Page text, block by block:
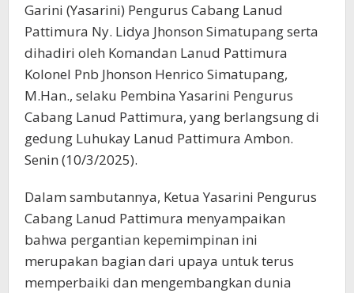
Garini (Yasarini) Pengurus Cabang Lanud
Pattimura Ny. Lidya Jhonson Simatupang serta
dihadiri oleh Komandan Lanud Pattimura
Kolonel Pnb Jhonson Henrico Simatupang,
M.Han., selaku Pembina Yasarini Pengurus
Cabang Lanud Pattimura, yang berlangsung di
gedung Luhukay Lanud Pattimura Ambon.
Senin (10/3/2025).
Dalam sambutannya, Ketua Yasarini Pengurus
Cabang Lanud Pattimura menyampaikan
bahwa pergantian kepemimpinan ini
merupakan bagian dari upaya untuk terus
memperbaiki dan mengembangkan dunia